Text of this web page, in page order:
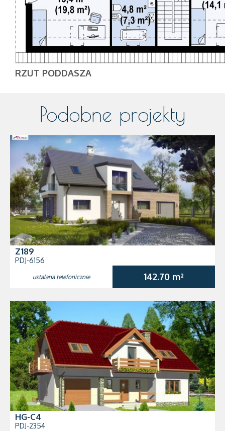
RZUT PODDASZA
Podobne projekty
Z189
PDJ-6156
ustalana telefonicznie 142.70 m²
HG-C4
PDJ-2354